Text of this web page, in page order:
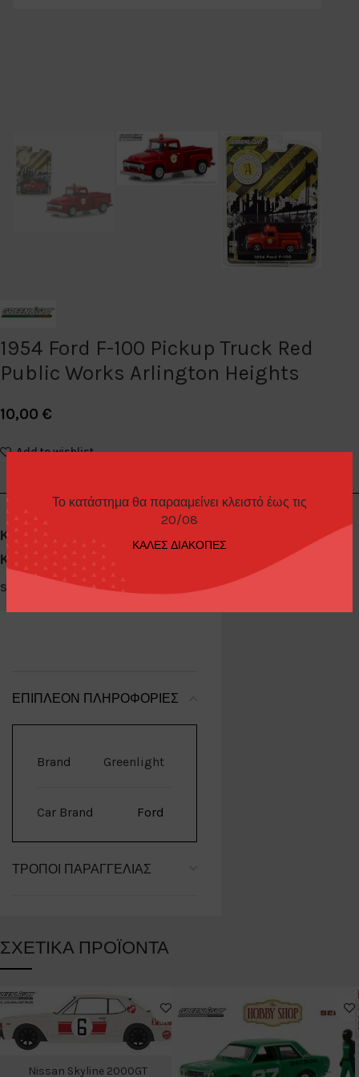
Το κατάστημα θα παρααμείνει κλειστό έως τις
20/08
ΚΑΛΕΣ ΔΙΑΚΟΠΕΣ
1954 Ford F-100 Pickup Truck Red
Public Works Arlington Heights
10,00 €
Add to wishlist
Κωδικός προϊόντος:
Κατηγορίες:
Share:
ΕΠΙΠΛΈΟΝ ΠΛΗΡΟΦΟΡΊΕΣ
Brand Greenlight
Car Brand Ford
ΤΡΌΠΟΙ ΠΑΡΑΓΓΕΛΊΑΣ
ΣΧΕΤΙΚΆ ΠΡΟΪΌΝΤΑ
Nissan Skyline 2000GT